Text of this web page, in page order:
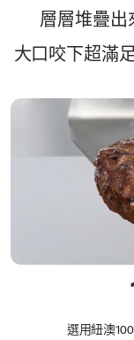
層層堆疊出
大口咬下超滿
選用紐澳